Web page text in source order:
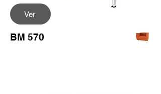
Ver
BM 570